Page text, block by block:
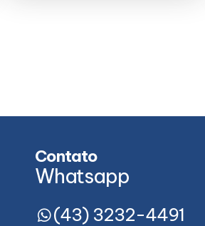
Contato
Whatsapp
(43) 3232-4491